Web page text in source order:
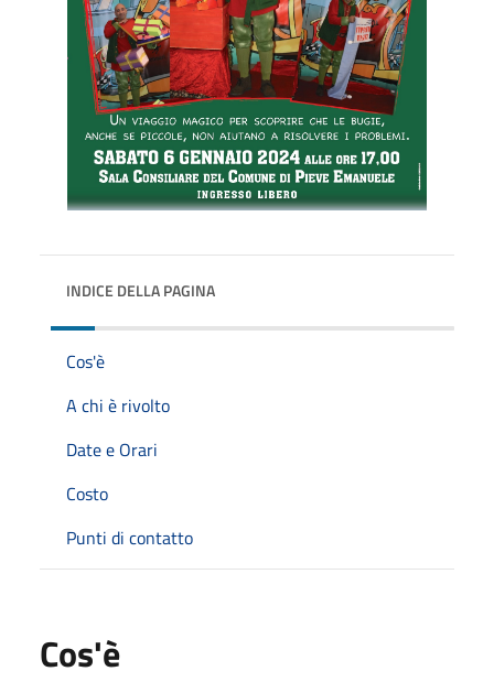
INDICE DELLA PAGINA
Cos'è
A chi è rivolto
Date e Orari
Costo
Punti di contatto
Cos'è